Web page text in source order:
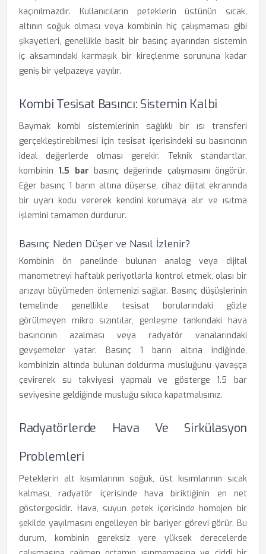
kaçınılmazdır. Kullanıcıların peteklerin üstünün sıcak,
altının soğuk olması veya kombinin hiç çalışmaması gibi
şikayetleri, genellikle basit bir basınç ayarından sistemin
iç aksamındaki karmaşık bir kireçlenme sorununa kadar
geniş bir yelpazeye yayılır.
Kombi Tesisat Basıncı: Sistemin Kalbi
Baymak kombi sistemlerinin sağlıklı bir ısı transferi
gerçekleştirebilmesi için tesisat içerisindeki su basıncının
ideal değerlerde olması gerekir. Teknik standartlar,
kombinin 1.5 bar basınç değerinde çalışmasını öngörür.
Eğer basınç 1 barın altına düşerse, cihaz dijital ekranında
bir uyarı kodu vererek kendini korumaya alır ve ısıtma
işlemini tamamen durdurur.
Basınç Neden Düşer ve Nasıl İzlenir?
Kombinin ön panelinde bulunan analog veya dijital
manometreyi haftalık periyotlarla kontrol etmek, olası bir
arızayı büyümeden önlemenizi sağlar. Basınç düşüşlerinin
temelinde genellikle tesisat borularındaki gözle
görülmeyen mikro sızıntılar, genleşme tankındaki hava
basıncının azalması veya radyatör vanalarındaki
gevşemeler yatar. Basınç 1 barın altına indiğinde,
kombinizin altında bulunan doldurma musluğunu yavaşça
çevirerek su takviyesi yapmalı ve gösterge 1.5 bar
seviyesine geldiğinde musluğu sıkıca kapatmalısınız.
Radyatörlerde Hava Ve Sirkülasyon
Problemleri
Peteklerin alt kısımlarının soğuk, üst kısımlarının sıcak
kalması, radyatör içerisinde hava biriktiğinin en net
göstergesidir. Hava, suyun petek içerisinde homojen bir
şekilde yayılmasını engelleyen bir bariyer görevi görür. Bu
durum, kombinin gereksiz yere yüksek derecelerde